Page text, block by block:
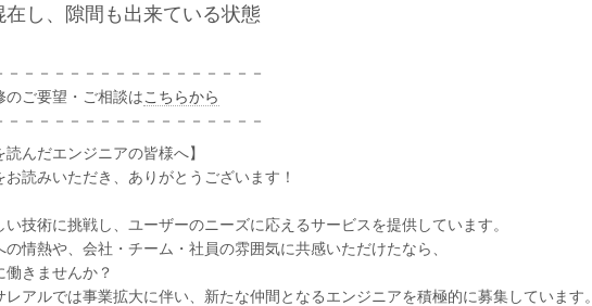
し、隙間も出来ている状態
－－－－－－－－－－－－－－－－－
のご要望・ご相談はこちらから
－－－－－－－－－－－－－－－－－
読んだエンジニアの皆様へ】
読みいただき、ありがとうございます！
技術に挑戦し、ユーザーのニーズに応えるサービスを提供しています。
の情熱や、会社・チーム・社員の雰囲気に共感いただけたなら、
きませんか？
アルでは事業拡大に伴い、新たな仲間となるエンジニアを積極的に募集しています。